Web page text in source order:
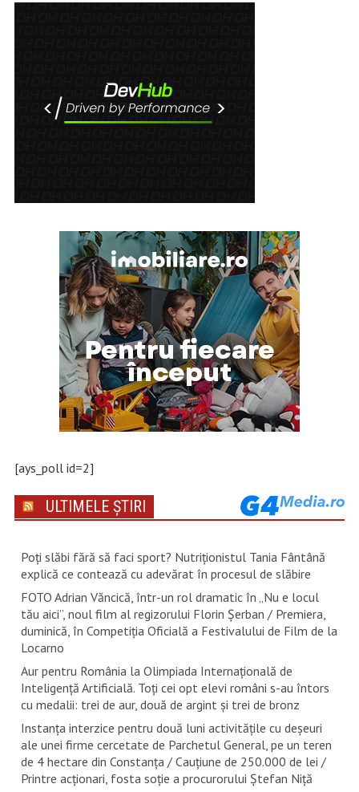
[ays_poll id=2]
ULTIMELE ȘTIRI
Poți slăbi fără să faci sport? Nutriționistul Tania Fântână
explică ce contează cu adevărat în procesul de slăbire
FOTO Adrian Văncică, într-un rol dramatic în „Nu e locul
tău aici”, noul film al regizorului Florin Șerban / Premiera,
duminică, în Competiția Oficială a Festivalului de Film de la
Locarno
Aur pentru România la Olimpiada Internațională de
Inteligență Artificială. Toți cei opt elevi români s-au întors
cu medalii: trei de aur, două de argint și trei de bronz
Instanța interzice pentru două luni activitățile cu deșeuri
ale unei firme cercetate de Parchetul General, pe un teren
de 4 hectare din Constanța / Cauțiune de 250.000 de lei /
Printre acționari, fosta soție a procurorului Ștefan Niță